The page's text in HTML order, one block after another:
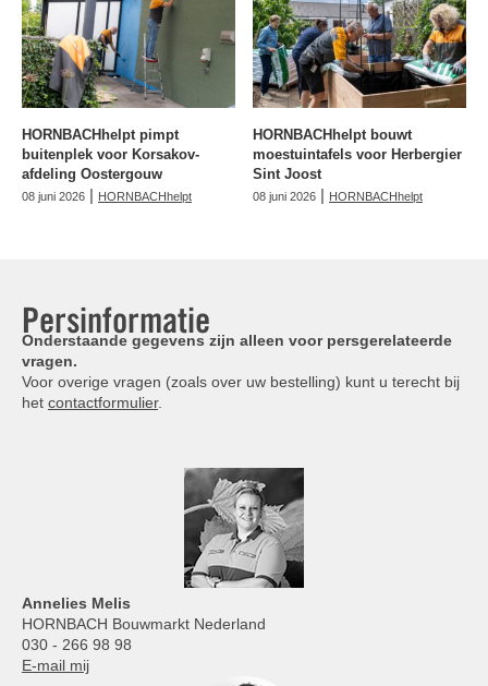
HORNBACHhelpt pimpt
buitenplek voor Korsakov-
afdeling Oostergouw
08 juni 2026 | HORNBACHhelpt
HORNBACHhelpt bouwt
moestuintafels voor Herbergier
Sint Joost
08 juni 2026 | HORNBACHhelpt
Persinformatie
Onderstaande gegevens zijn alleen voor persgerelateerde
vragen.
Voor overige vragen (zoals over uw bestelling) kunt u terecht bij
het contactformulier.
Annelies Melis
HORNBACH Bouwmarkt Nederland
030 - 266 98 98
E-mail mij